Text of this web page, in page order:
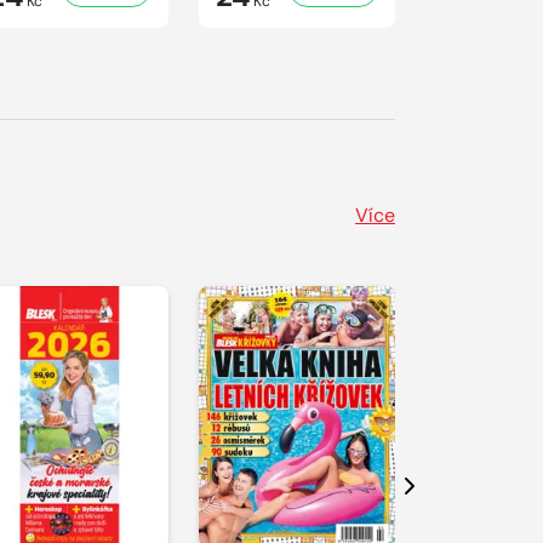
Více
Další